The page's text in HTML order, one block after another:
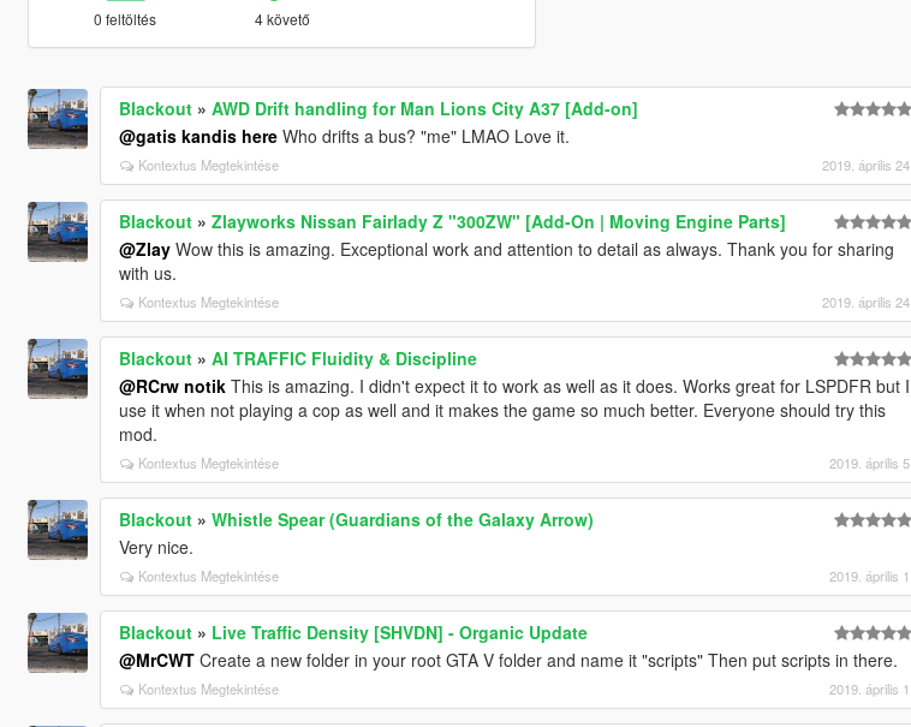
0 feltöltés 4 követő
Blackout» AWD Drift handling for Man Lions City A37 [Add-on]
@gatis kandis hereWho drifts a bus? "me" LMAO Love it.
Kontextus Megtekintése 2019. április 24.
Blackout» Zlayworks Nissan Fairlady Z "300ZW" [Add-On | Moving Engine Parts]
@ZlayWow this is amazing. Exceptional work and attention to detail as always. Thank you for sharing
with us.
Kontextus Megtekintése 2019. április 24.
Blackout» AI TRAFFIC Fluidity & Discipline
@RCrw notikThis is amazing. I didn't expect it to work as well as it does. Works great for LSPDFR but I
use it when not playing a cop as well and it makes the game so much better. Everyone should try this
mod.
Kontextus Megtekintése 2019. április 5.
Blackout» Whistle Spear (Guardians of the Galaxy Arrow)
Very nice.
Kontextus Megtekintése 2019. április 1.
Blackout» Live Traffic Density [SHVDN] - Organic Update
@MrCWTCreate a new folder in your root GTA V folder and name it "scripts" Then put scripts in there.
Kontextus Megtekintése 2019. április 1.